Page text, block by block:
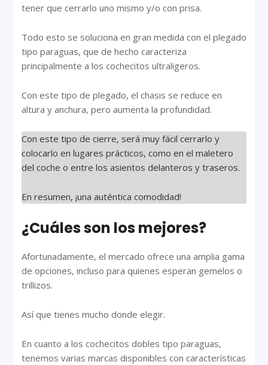
tener que cerrarlo uno mismo y/o con prisa.
Todo esto se soluciona en gran medida con el plegado
tipo paraguas, que de hecho caracteriza
principalmente a los cochecitos ultraligeros.
Con este tipo de plegado, el chasis se reduce en
altura y anchura, pero aumenta la profundidad.
Con este tipo de cierre, será muy fácil cerrarlo y
colocarlo en lugares prácticos, como en el maletero
del coche o entre los asientos delanteros y traseros.
En resumen, ¡una auténtica comodidad!
¿Cuáles son los mejores?
Afortunadamente, el mercado ofrece una amplia gama
de opciones, incluso para quienes esperan gemelos o
trillizos.
Así que tienes mucho donde elegir.
En cuanto a los cochecitos dobles tipo paraguas,
tenemos varias marcas disponibles con características